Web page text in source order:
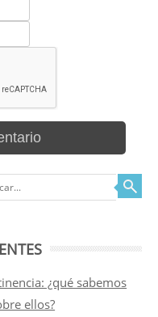
¿qué sabemos
ellos?